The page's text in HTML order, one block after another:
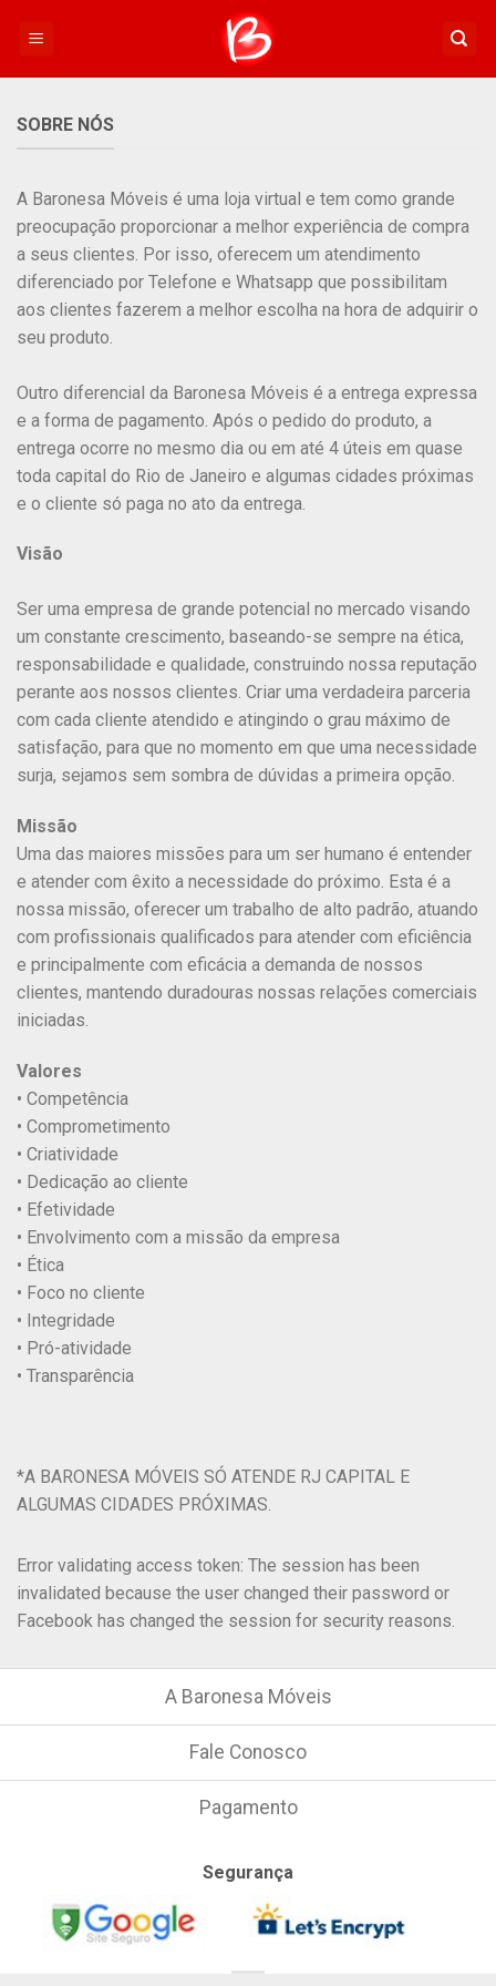
SOBRE NÓS
A Baronesa Móveis é uma loja virtual e tem como grande
preocupação proporcionar a melhor experiência de compra
a seus clientes. Por isso, oferecem um atendimento
diferenciado por Telefone e Whatsapp que possibilitam
aos clientes fazerem a melhor escolha na hora de adquirir o
seu produto.
​Outro diferencial da Baronesa Móveis é a entrega expressa
e a forma de pagamento. Após o pedido do produto, a
entrega ocorre no mesmo dia ou em até 4 úteis em quase
toda capital do Rio de Janeiro e algumas cidades próximas
e o cliente só paga no ato da entrega.
Visão
Ser uma empresa de grande potencial no mercado visando
um constante crescimento, baseando-se sempre na ética,
responsabilidade e qualidade, construindo nossa reputação
perante aos nossos clientes. Criar uma verdadeira parceria
com cada cliente atendido e atingindo o grau máximo de
satisfação, para que no momento em que uma necessidade
surja, sejamos sem sombra de dúvidas a primeira opção.
Missão
Uma das maiores missões para um ser humano é entender
e atender com êxito a necessidade do próximo. Esta é a
nossa missão, oferecer um trabalho de alto padrão, atuando
com profissionais qualificados para atender com eficiência
e principalmente com eficácia a demanda de nossos
clientes, mantendo duradouras nossas relações comerciais
iniciadas.
Valores
• Competência
• Comprometimento
• Criatividade
• Dedicação ao cliente
• Efetividade
• Envolvimento com a missão da empresa
• Ética
• Foco no cliente
• Integridade
• Pró-atividade
• Transparência
*A BARONESA MÓVEIS SÓ ATENDE RJ CAPITAL E
ALGUMAS CIDADES PRÓXIMAS.
Error validating access token: The session has been
invalidated because the user changed their password or
Facebook has changed the session for security reasons.
A Baronesa Móveis
Fale Conosco
Pagamento
Segurança